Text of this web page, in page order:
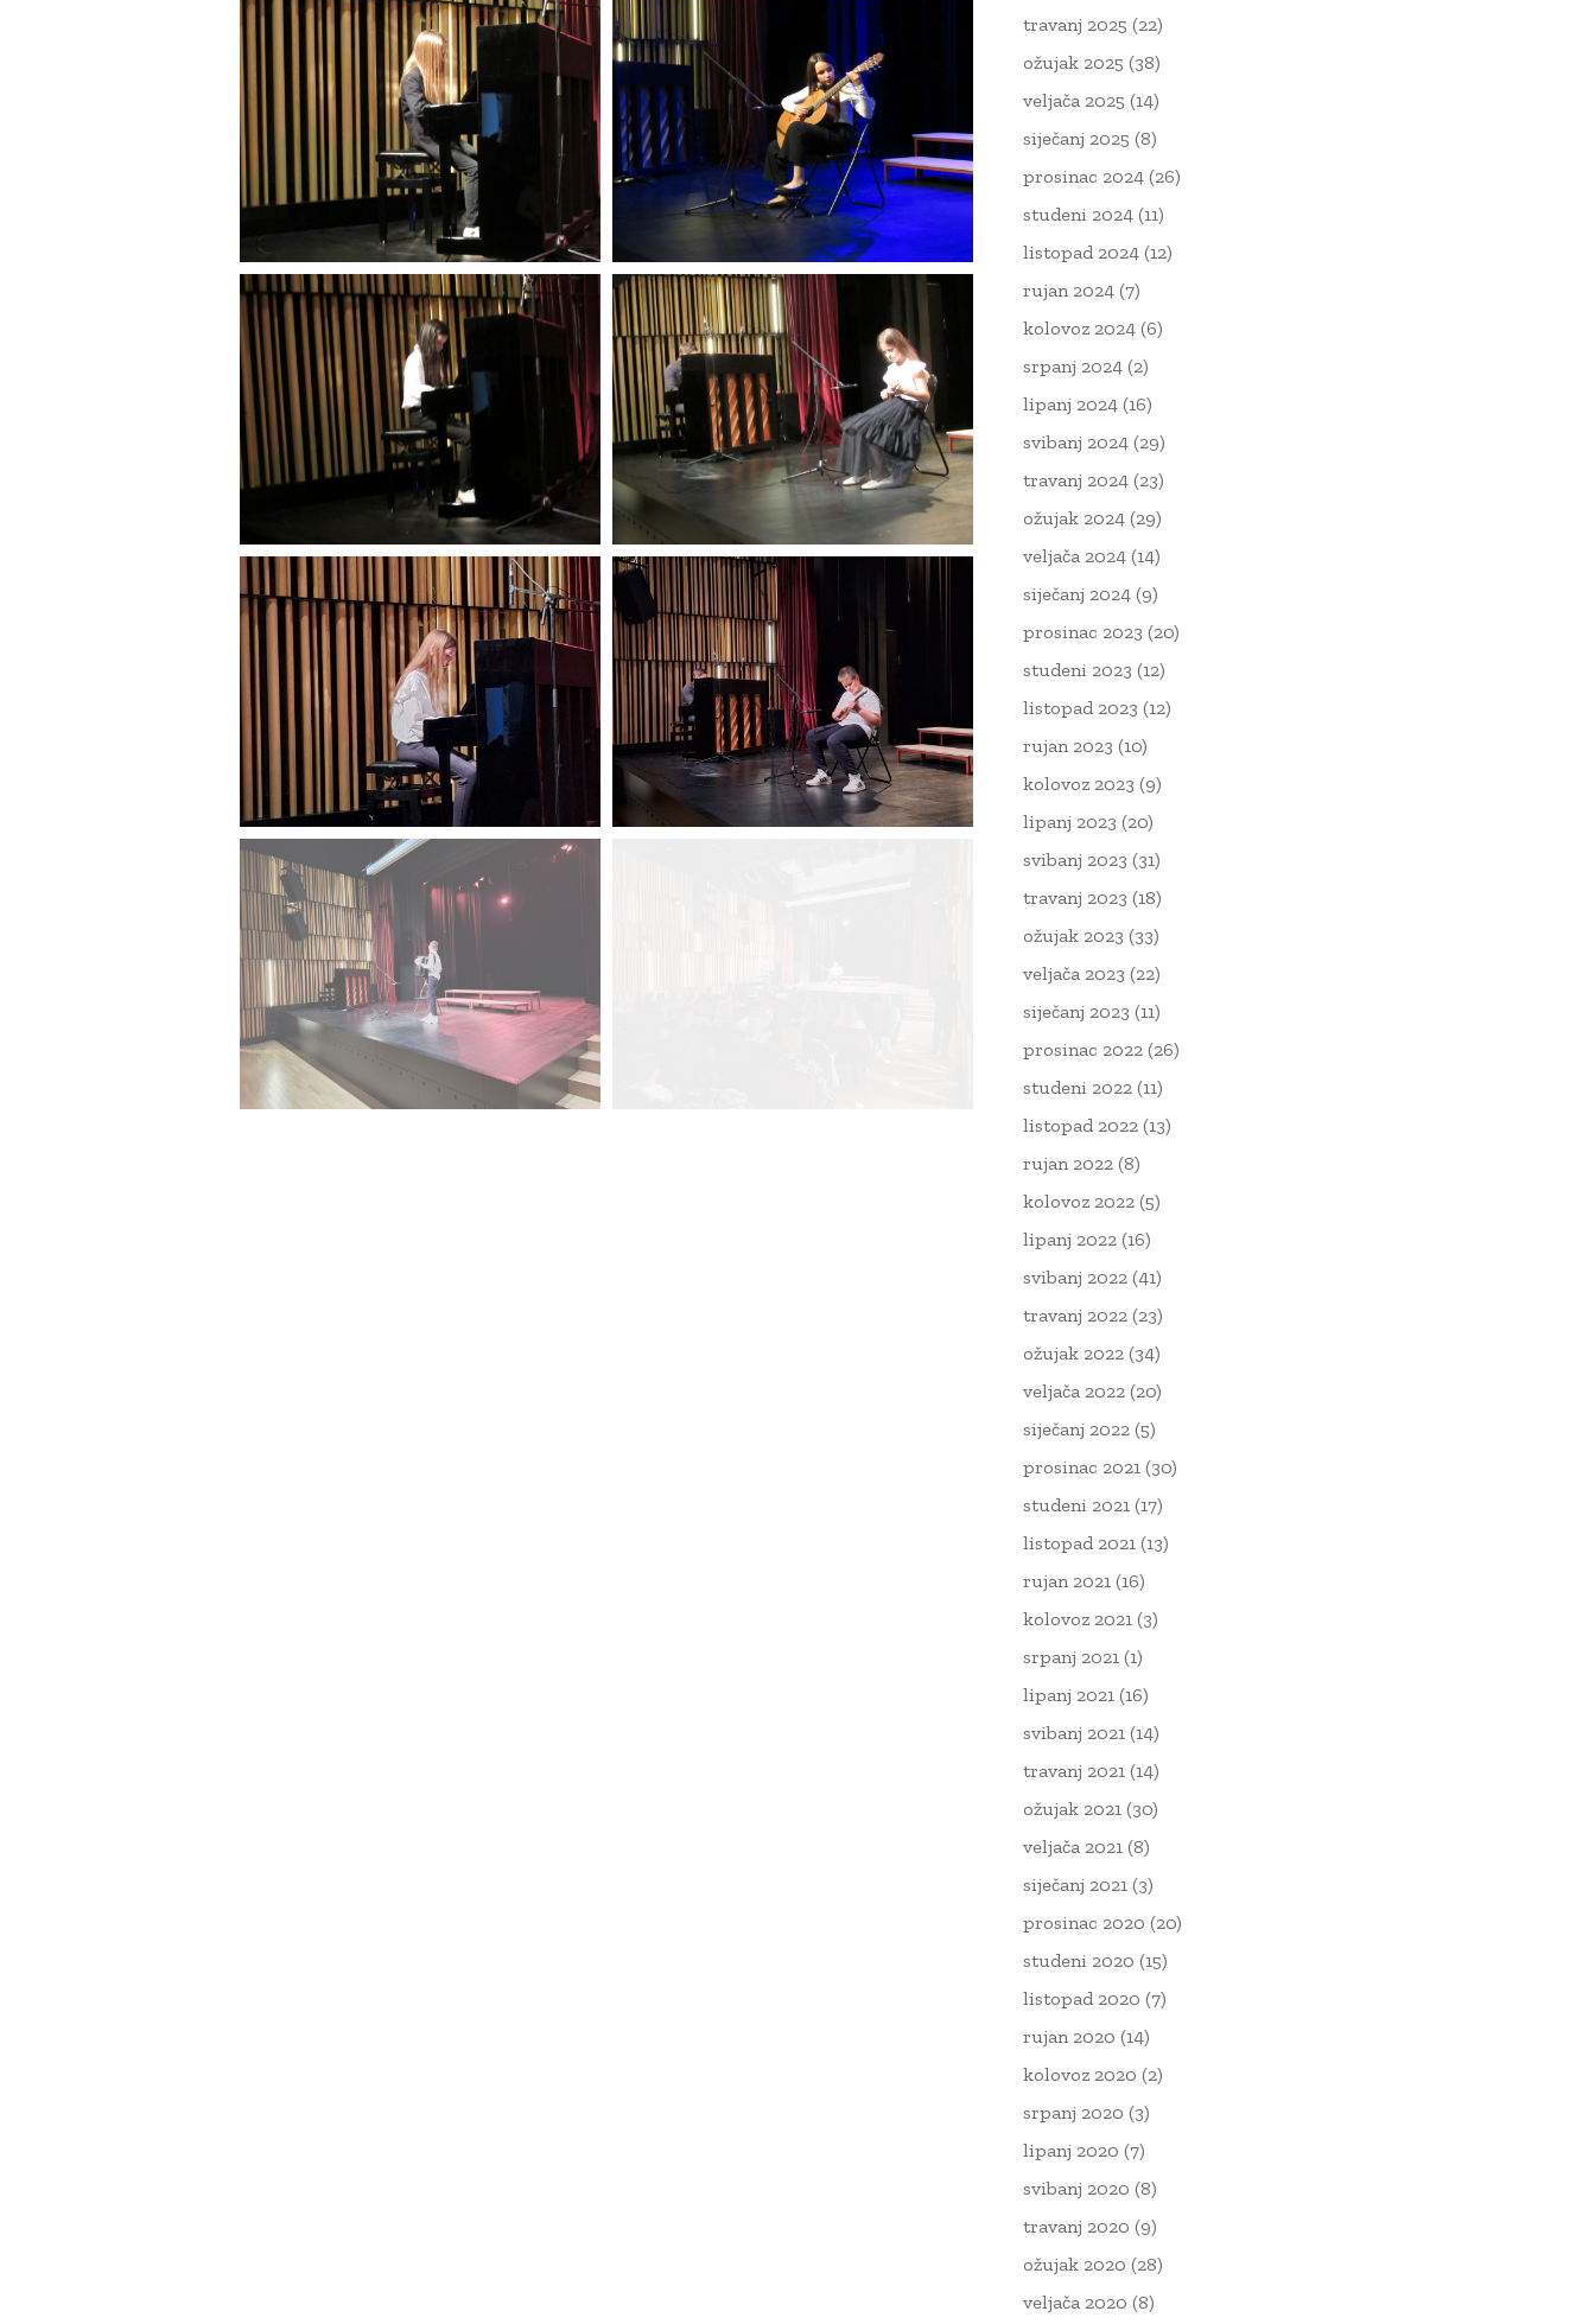
travanj 2025 (22)
ožujak 2025 (38)
veljača 2025 (14)
siječanj 2025 (8)
prosinac 2024 (26)
studeni 2024 (11)
listopad 2024 (12)
rujan 2024 (7)
kolovoz 2024 (6)
srpanj 2024 (2)
lipanj 2024 (16)
svibanj 2024 (29)
travanj 2024 (23)
ožujak 2024 (29)
veljača 2024 (14)
siječanj 2024 (9)
prosinac 2023 (20)
studeni 2023 (12)
listopad 2023 (12)
rujan 2023 (10)
kolovoz 2023 (9)
lipanj 2023 (20)
svibanj 2023 (31)
travanj 2023 (18)
ožujak 2023 (33)
veljača 2023 (22)
siječanj 2023 (11)
prosinac 2022 (26)
studeni 2022 (11)
listopad 2022 (13)
rujan 2022 (8)
kolovoz 2022 (5)
lipanj 2022 (16)
svibanj 2022 (41)
travanj 2022 (23)
ožujak 2022 (34)
veljača 2022 (20)
siječanj 2022 (5)
prosinac 2021 (30)
studeni 2021 (17)
listopad 2021 (13)
rujan 2021 (16)
kolovoz 2021 (3)
srpanj 2021 (1)
lipanj 2021 (16)
svibanj 2021 (14)
travanj 2021 (14)
ožujak 2021 (30)
veljača 2021 (8)
siječanj 2021 (3)
prosinac 2020 (20)
studeni 2020 (15)
listopad 2020 (7)
rujan 2020 (14)
kolovoz 2020 (2)
srpanj 2020 (3)
lipanj 2020 (7)
svibanj 2020 (8)
travanj 2020 (9)
ožujak 2020 (28)
veljača 2020 (8)